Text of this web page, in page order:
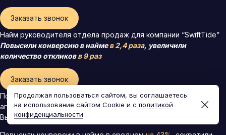
Заказать звонок
Найм руководителя отдела продаж для компании “SwiftTide”
Повысили конверсию в наймев 2,4 раза, увеличили
количество откликовв 9 раз
Заказать звонок
Полное построение HR-системы для маркетингового
агентства
Выполнили более 52 услуг
Продолжая пользоваться сайтом, вы соглашаетесь
на использование сайтом Cookie и с политикой
конфиденциальности